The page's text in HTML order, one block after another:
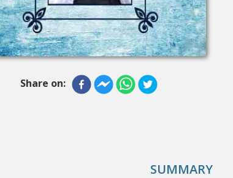
Share on:
SUMMARY